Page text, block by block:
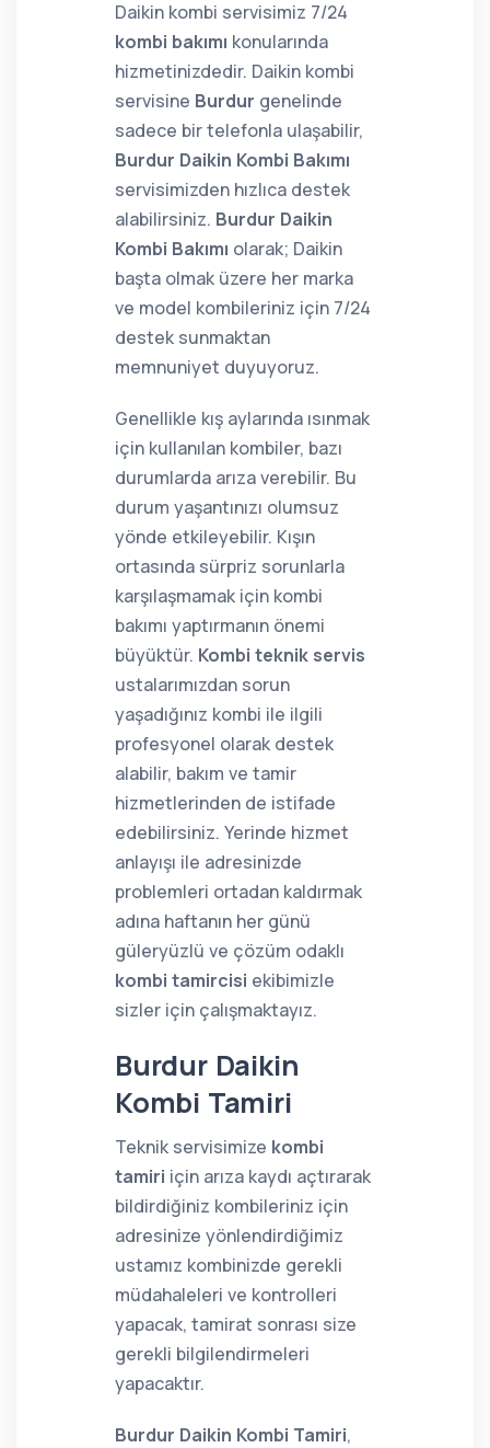
Daikin kombi servisimiz 7/24
kombi bakımı konularında
hizmetinizdedir. Daikin kombi
servisine Burdur genelinde
sadece bir telefonla ulaşabilir,
Burdur Daikin Kombi Bakımı
servisimizden hızlıca destek
alabilirsiniz. Burdur Daikin
Kombi Bakımı olarak; Daikin
başta olmak üzere her marka
ve model kombileriniz için 7/24
destek sunmaktan
memnuniyet duyuyoruz.
Genellikle kış aylarında ısınmak
için kullanılan kombiler, bazı
durumlarda arıza verebilir. Bu
durum yaşantınızı olumsuz
yönde etkileyebilir. Kışın
ortasında sürpriz sorunlarla
karşılaşmamak için kombi
bakımı yaptırmanın önemi
büyüktür. Kombi teknik servis
ustalarımızdan sorun
yaşadığınız kombi ile ilgili
profesyonel olarak destek
alabilir, bakım ve tamir
hizmetlerinden de istifade
edebilirsiniz. Yerinde hizmet
anlayışı ile adresinizde
problemleri ortadan kaldırmak
adına haftanın her günü
güleryüzlü ve çözüm odaklı
kombi tamircisi ekibimizle
sizler için çalışmaktayız.
Burdur Daikin
Kombi Tamiri
Teknik servisimize kombi
tamiri için arıza kaydı açtırarak
bildirdiğiniz kombileriniz için
adresinize yönlendirdiğimiz
ustamız kombinizde gerekli
müdahaleleri ve kontrolleri
yapacak, tamirat sonrası size
gerekli bilgilendirmeleri
yapacaktır.
Burdur Daikin Kombi Tamiri,